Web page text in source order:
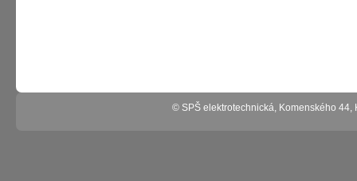
© SPŠ elektrotechnická, Komenského